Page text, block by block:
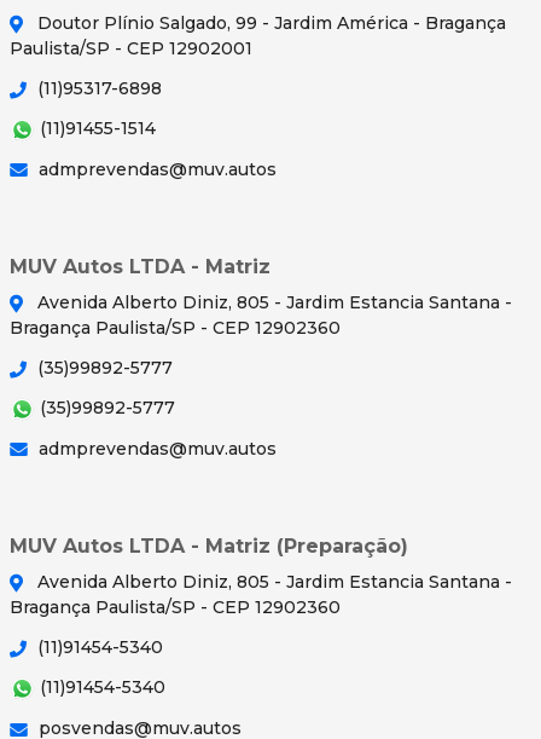
Doutor Plínio Salgado, 99 - Jardim América - Bragança
Paulista/SP - CEP 12902001
(11)95317-6898
(11)91455-1514
admprevendas@muv.autos
MUV Autos LTDA - Matriz
Avenida Alberto Diniz, 805 - Jardim Estancia Santana -
Bragança Paulista/SP - CEP 12902360
(35)99892-5777
(35)99892-5777
admprevendas@muv.autos
MUV Autos LTDA - Matriz (Preparação)
Avenida Alberto Diniz, 805 - Jardim Estancia Santana -
Bragança Paulista/SP - CEP 12902360
(11)91454-5340
(11)91454-5340
posvendas@muv.autos